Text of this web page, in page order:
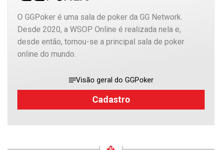
O GGPoker é uma sala de poker da GG Network.
Desde 2020, a WSOP Online é realizada nela e,
desde então, tornou-se a principal sala de poker
online do mundo.
Visão geral do GGPoker
Cadastro